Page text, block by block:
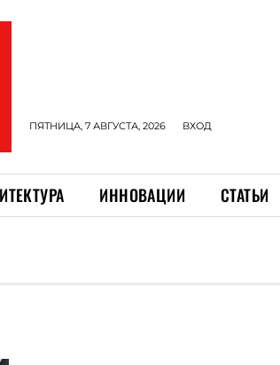
ПЯТНИЦА, 7 АВГУСТА, 2026 ВХОД
ИННОВАЦИИ СТАТЬИ